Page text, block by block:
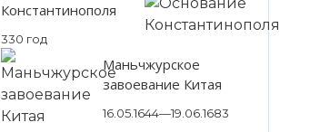
Константинополя
330 год
Маньчжурское
завоевание Китая
16.05.1644—19.06.1683